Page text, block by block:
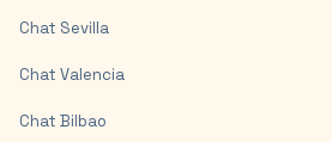
Chat Sevilla
Chat Valencia
Chat Bilbao